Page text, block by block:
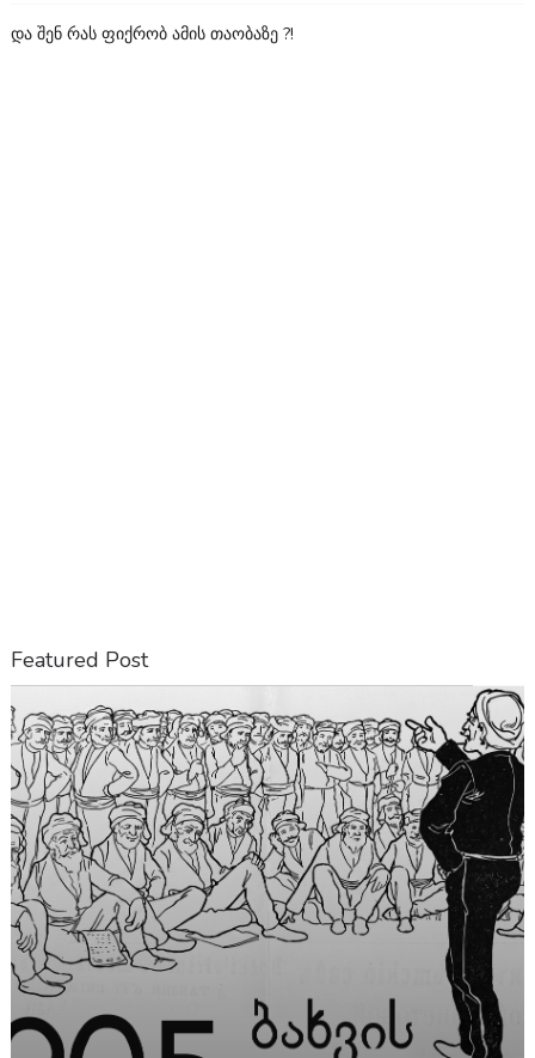
და შენ რას ფიქრობ ამის თაობაზე ?!
Featured Post